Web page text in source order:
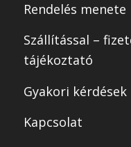
Rendelés menete
Szállítással –
tájékoztató
Gyakori kérdések
Kapcsolat